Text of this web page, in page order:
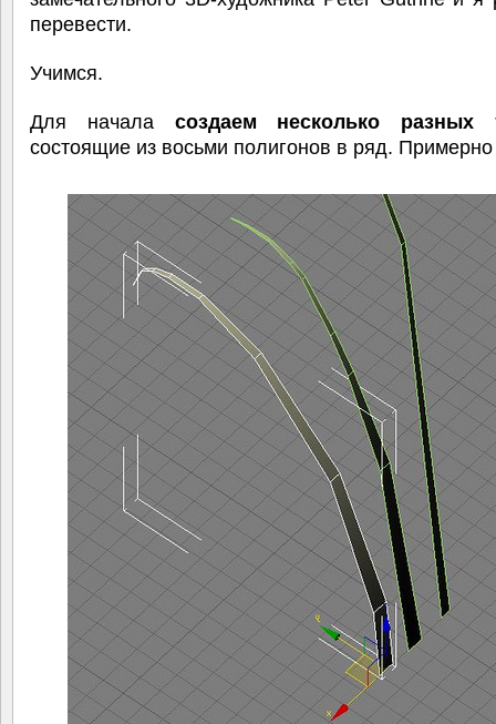
перевести.
Учимся.
Для начала создаем несколько разных
состоящие из восьми полигонов в ряд. Примерно